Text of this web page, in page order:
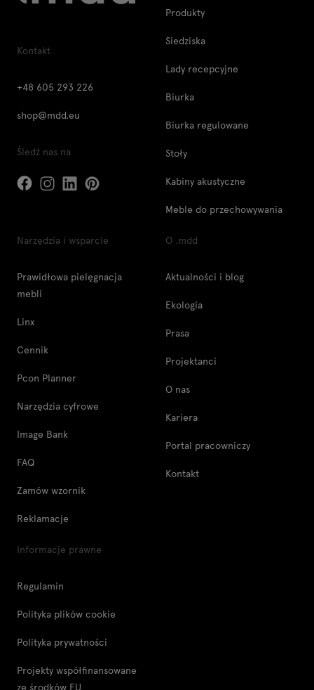
Kontakt
+48 605 293 226
shop@mdd.eu
Śledź nas na
Produkty
Siedziska
Lady recepcyjne
Biurka
Biurka regulowane
Stoły
Kabiny akustyczne
Meble do przechowywania
Narzędzia i wsparcie
Prawidłowa pielęgnacja
mebli
Linx
Cennik
Pcon Planner
Narzędzia cyfrowe
Image Bank
FAQ
Zamów wzornik
Reklamacje
O .mdd
Aktualności i blog
Ekologia
Prasa
Projektanci
O nas
Kariera
Portal pracowniczy
Kontakt
Informacje prawne
Regulamin
Polityka plików cookie
Polityka prywatności
Projekty współfinansowane
ze środków EU